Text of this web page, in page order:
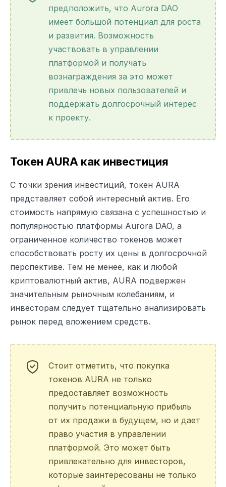
предположить, что Aurora DAO
имеет большой потенциал для роста
и развития. Возможность
участвовать в управлении
платформой и получать
вознаграждения за это может
привлечь новых пользователей и
поддержать долгосрочный интерес
к проекту.
Токен AURA как инвестиция
С точки зрения инвестиций, токен AURA
представляет собой интересный актив. Его
стоимость напрямую связана с успешностью и
популярностью платформы Aurora DAO, а
ограниченное количество токенов может
способствовать росту их цены в долгосрочной
перспективе. Тем не менее, как и любой
криптовалютный актив, AURA подвержен
значительным рыночным колебаниям, и
инвесторам следует тщательно анализировать
рынок перед вложением средств.
Стоит отметить, что покупка
токенов AURA не только
предоставляет возможность
получить потенциальную прибыль
от их продажи в будущем, но и дает
право участия в управлении
платформой. Это может быть
привлекательно для инвесторов,
которые заинтересованы не только